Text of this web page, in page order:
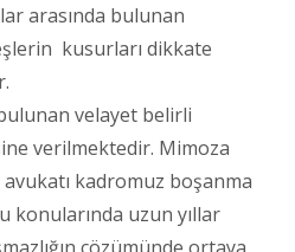
arasında bulunan
kusurları dikkate
velayet belirli
verilmektedir. Mimoza
kadromuz boşanma
konularında uzun yıllar